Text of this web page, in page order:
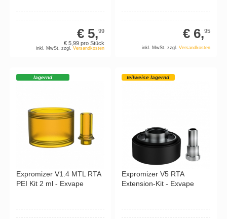
€ 5,99
€ 5,99 pro Stück
inkl. MwSt. zzgl.Versandkosten
€ 6,95
inkl. MwSt. zzgl. Versandkosten
lagernd
Expromizer V1.4 MTL RTA
PEI Kit 2 ml - Exvape
teilweise lagernd
Expromizer V5 RTA
Extension-Kit - Exvape